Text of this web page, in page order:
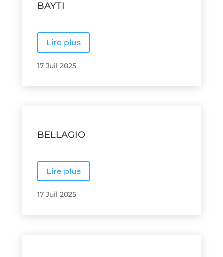
BAYTI
Lire plus
17 Juil 2025
BELLAGIO
Lire plus
17 Juil 2025